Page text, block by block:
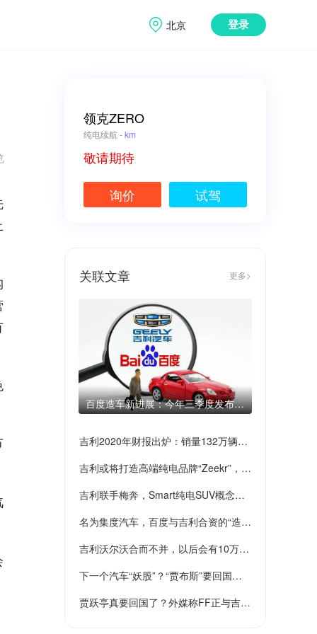
北京 登录
领克ZERO
纯电续航 -km
敬请期待
询价 试驾
关联文章 更多>
百度造车新进展：今年三季度发布品
牌 「力争」三年内推首款量产车
吉利2020年财报出炉：销量132万辆，
领克Zero要改名“极氪”了？
吉利或将打造高端纯电品牌“Zeekr”，领
克Zero要改名了？
吉利联手梅奔，Smart纯电SUV概念车9
月发布
名为集度汽车，百度与吉利合资的“造车
新势力”来了！
吉利沃尔沃合而不并，以后会有10万的
沃尔沃还是40万的吉利呢？
下一个汽车“妖股”？“贾布斯”要回国！
吉利/珠海纷纷入局FF！
贾跃亭真要回国了？外媒称FF正与吉利